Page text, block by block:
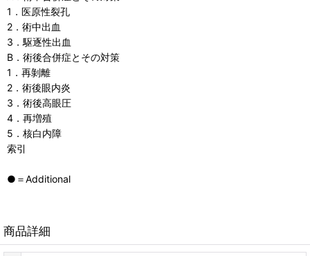
1．医原性裂孔
2．術中出血
3．駆逐性出血
B．術後合併症とその対策
1．再剝離
2．術後眼内炎
3．術後高眼圧
4．再増殖
5．核白内障
索引
●＝Additional
商品詳細